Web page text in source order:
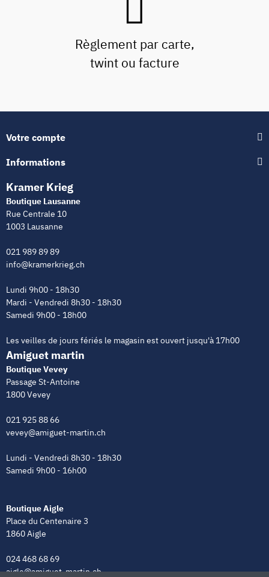
Règlement par carte,
twint ou facture
Votre compte
Informations
Kramer Krieg
Boutique Lausanne
Rue Centrale 10
1003 Lausanne
021 989 89 89
info@kramerkrieg.ch
Lundi 9h00 - 18h30
Mardi - Vendredi 8h30 - 18h30
Samedi 9h00 - 18h00
Les veilles de jours fériés le magasin est ouvert jusqu'à 17h00
Amiguet martin
Boutique Vevey
Passage St-Antoine
1800 Vevey
021 925 88 66
vevey@amiguet-martin.ch
Lundi - Vendredi 8h30 - 18h30
Samedi 9h00 - 16h00
Boutique Aigle
Place du Centenaire 3
1860 Aigle
024 468 68 69
aigle@amiguet-martin.ch